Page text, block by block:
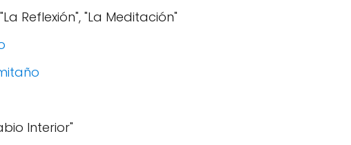
Reflexión", "La Meditación"
Interior"